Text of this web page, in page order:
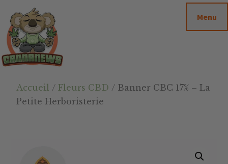
contenu
principal
barre
latérale
principale
footer
Cannanews.fr
Menu
Accueil / Fleurs CBD / Banner CBC 17% – La
Petite Herboristerie